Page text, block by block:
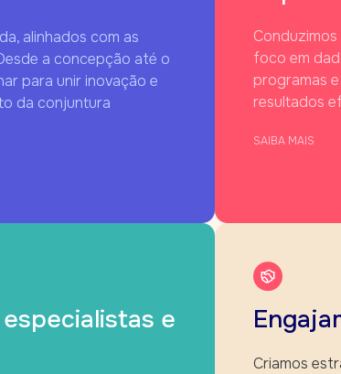
alinhados com as
a concepção até o
para unir inovação e
da conjuntura
foco em
programas
resultados
SAIBA MAIS
e
Criamos